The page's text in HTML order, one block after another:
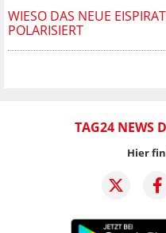
WIESO DAS NEUE
POLARISIERT
TAG24 NEWS
Hier